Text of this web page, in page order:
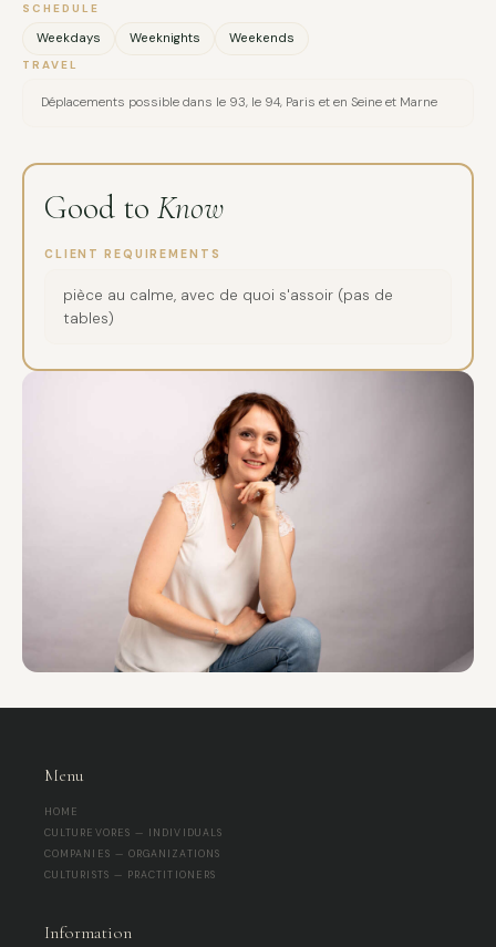
SCHEDULE
Weekdays Weeknights Weekends
TRAVEL
Déplacements possible dans le 93, le 94, Paris et en Seine et Marne
Good to Know
CLIENT REQUIREMENTS
pièce au calme, avec de quoi s'assoir (pas de
tables)
Menu
HOME
CULTUREVORES — INDIVIDUALS
COMPANIES — ORGANIZATIONS
CULTURISTS — PRACTITIONERS
Information